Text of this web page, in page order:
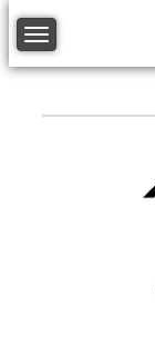
Toggle navigation